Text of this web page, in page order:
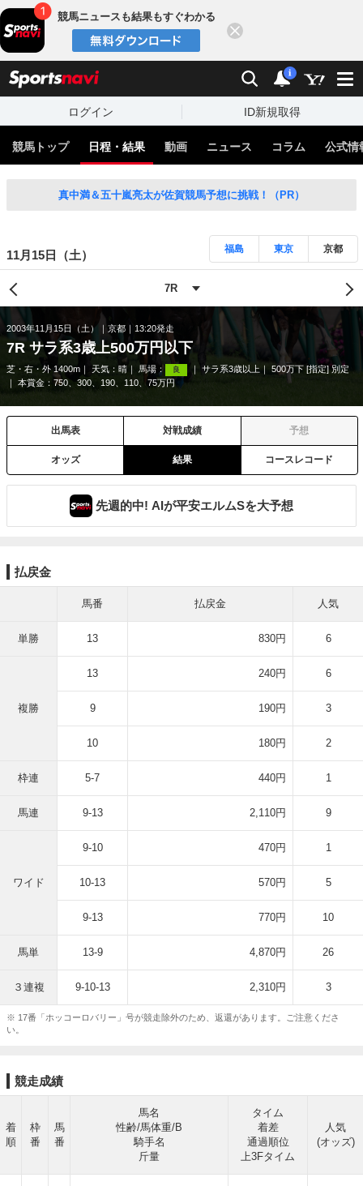
競馬ニュースも結果もすぐわかる
検索 通知
i
ログイン ID新規取得
競馬トップ 日程・結果 動画 ニュース コラム 公式情
真中満＆五十嵐亮太が佐賀競馬予想に挑戦！（PR）
11月15日（土） 福島 東京 京都
2003年11月15日（土） 京都 13:20発走
7R サラ系3歳上500万円以下
芝・右・外 1400m 天気： 晴 馬場： 良 サラ系3歳以上
500万下 [指定] 別定
本賞金：750、300、190、110、75万円
出馬表 対戦成績 予想
オッズ 結果 コースレコード
先週的中! AIが平安エルムSを大予想
払戻金
馬番 払戻金 人気
単勝 13 830円 6
複勝
13 240円 6
9 190円 3
10 180円 2
枠連 5-7 440円 1
馬連 9-13 2,110円 9
ワイド
9-10 470円 1
10-13 570円 5
9-13 770円 10
馬単 13-9 4,870円 26
３連複 9-10-13 2,310円 3
※ 17番「ホッコーロバリー」号が競走除外のため、返還があります。ご注意くださ
い。
競走成績
着
順
枠
番
馬
番
馬名
性齢/馬体重/B
騎手名
斤量
タイム
着差
通過順位
上3Fタイム
人気
(オッズ)